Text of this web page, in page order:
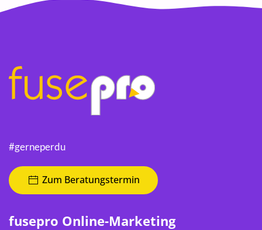
#gerneperdu
Zum Beratungstermin
fusepro Online-Marketing